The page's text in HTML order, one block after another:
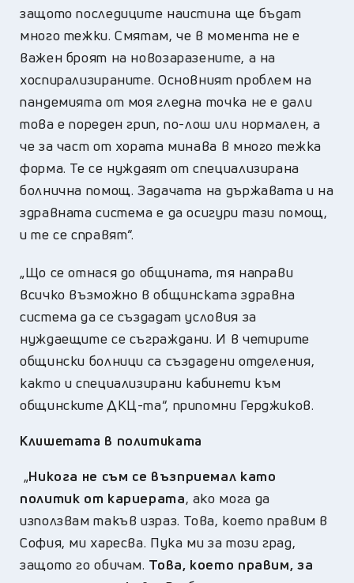
защото последиците наистина ще бъдат
много тежки. Смятам, че в момента не е
важен броят на новозаразените, а на
хоспирализираните. Основният проблем на
пандемията от моя гледна точка не е дали
това е пореден грип, по-лош или нормален, а
че за част от хората минава в много тежка
форма. Те се нуждаят от специализирана
болнична помощ. Задачата на държавата и на
здравната система е да осигури тази помощ,
и те се справят“.
„Що се отнася до общината, тя направи
всичко възможно в общинската здравна
система да се създадат условия за
нуждаещите се съграждани. И в четирите
общински болници са създадени отделения,
както и специализирани кабинети към
общинските ДКЦ-та“, припомни Герджиков.
Клишетата в политиката
„Никога не съм се възприемал като
политик от кариерата, ако мога да
използвам такъв израз. Това, което правим в
София, ми харесва. Пука ми за този град,
защото го обичам. Това, което правим, за